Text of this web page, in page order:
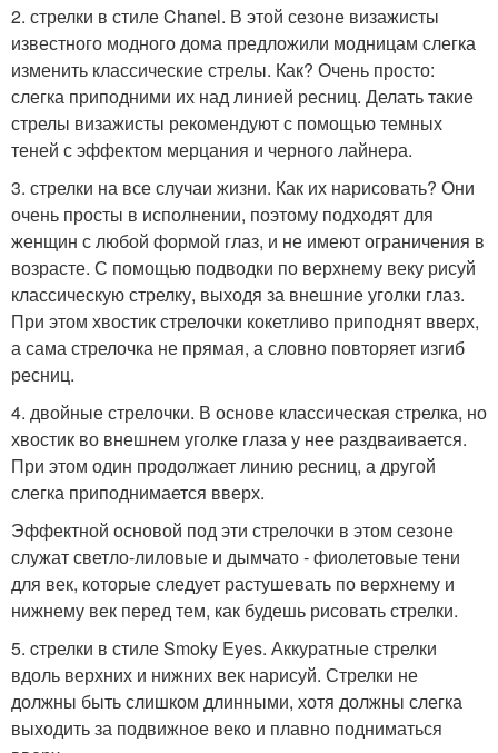
2. стрелки в стиле Chanel. В этой сезоне визажисты
известного модного дома предложили модницам слегка
изменить классические стрелы. Как? Очень просто:
слегка приподними их над линией ресниц. Делать такие
стрелы визажисты рекомендуют с помощью темных
теней с эффектом мерцания и черного лайнера.
3. стрелки на все случаи жизни. Как их нарисовать? Они
очень просты в исполнении, поэтому подходят для
женщин с любой формой глаз, и не имеют ограничения в
возрасте. С помощью подводки по верхнему веку рисуй
классическую стрелку, выходя за внешние уголки глаз.
При этом хвостик стрелочки кокетливо приподнят вверх,
а сама стрелочка не прямая, а словно повторяет изгиб
ресниц.
4. двойные стрелочки. В основе классическая стрелка, но
хвостик во внешнем уголке глаза у нее раздваивается.
При этом один продолжает линию ресниц, а другой
слегка приподнимается вверх.
Эффектной основой под эти стрелочки в этом сезоне
служат светло-лиловые и дымчато - фиолетовые тени
для век, которые следует растушевать по верхнему и
нижнему век перед тем, как будешь рисовать стрелки.
5. cтрелки в стиле Smoky Eyes. Аккуратные стрелки
вдоль верхних и нижних век нарисуй. Стрелки не
должны быть слишком длинными, хотя должны слегка
выходить за подвижное веко и плавно подниматься